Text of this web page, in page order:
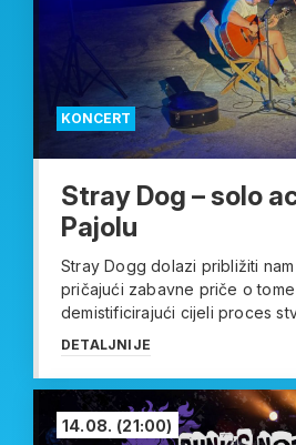
KONCERT
Stray Dog – solo
Pajolu
Stray Dogg dolazi približiti
pričajući zabavne priče o
demistificirajući cijeli proces
DETALJNIJE
14.08. (21:00)